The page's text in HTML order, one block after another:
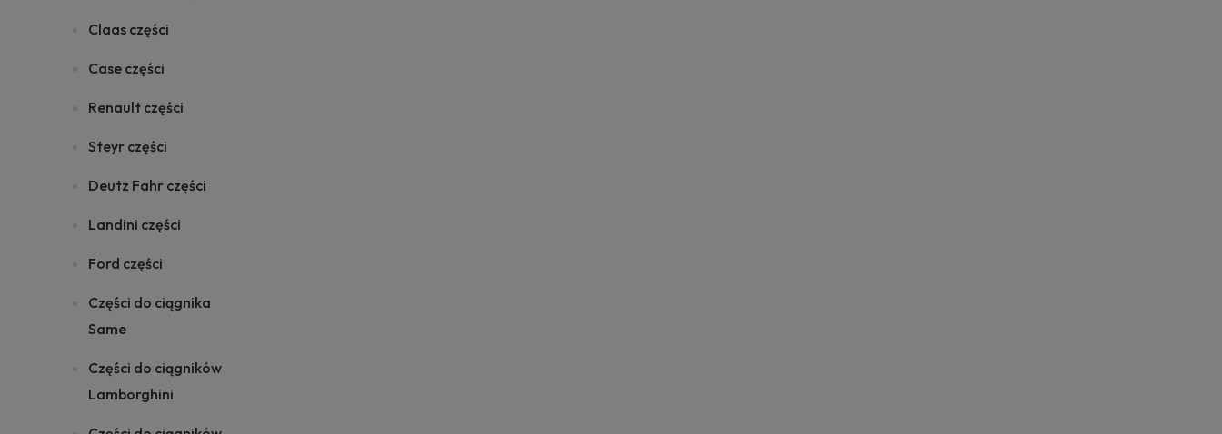
Claas części
Case części
Renault części
Steyr części
Deutz Fahr części
Landini części
Ford części
Części do ciągnika
Same
Części do ciągników
Lamborghini